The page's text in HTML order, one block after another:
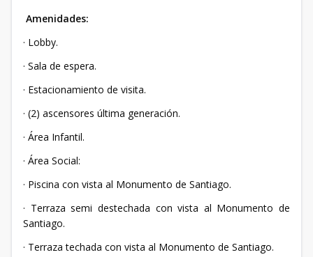
Amenidades:
· Lobby.
· Sala de espera.
· Estacionamiento de visita.
· (2) ascensores última generación.
· Área Infantil.
· Área Social:
· Piscina con vista al Monumento de Santiago.
· Terraza semi destechada con vista al Monumento de
Santiago.
· Terraza techada con vista al Monumento de Santiago.